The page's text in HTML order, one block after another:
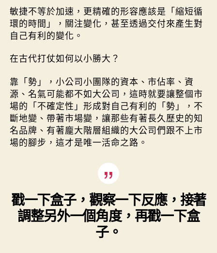
敏捷不等於加速，更精確的形容應該是「縮短循
環的時間」，關注變化，甚至透過交付來產生對
自己有利的變化。
在古代打仗如何以小勝大？
靠「勢」，小公司小團隊的資本、市佔率、資
源、名氣可能都不如大公司，這時就要讓整個市
場的「不確定性」形成對自己有利的「勢」，不
斷地變、帶著市場變，讓那些有著長久歷史的知
名品牌、有著龐大階層組織的大公司們跟不上市
場的腳步，這才是唯一活命之路。
戳一下盒子，觀察一下反應，接著
調整另外一個角度，再戳一下盒
子。